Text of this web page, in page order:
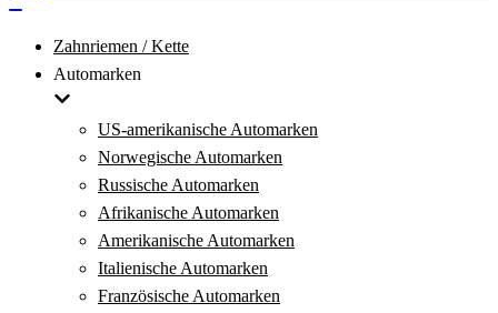
Zahnriemen / Kette
Automarken
US-amerikanische Automarken
Norwegische Automarken
Russische Automarken
Afrikanische Automarken
Amerikanische Automarken
Italienische Automarken
Französische Automarken